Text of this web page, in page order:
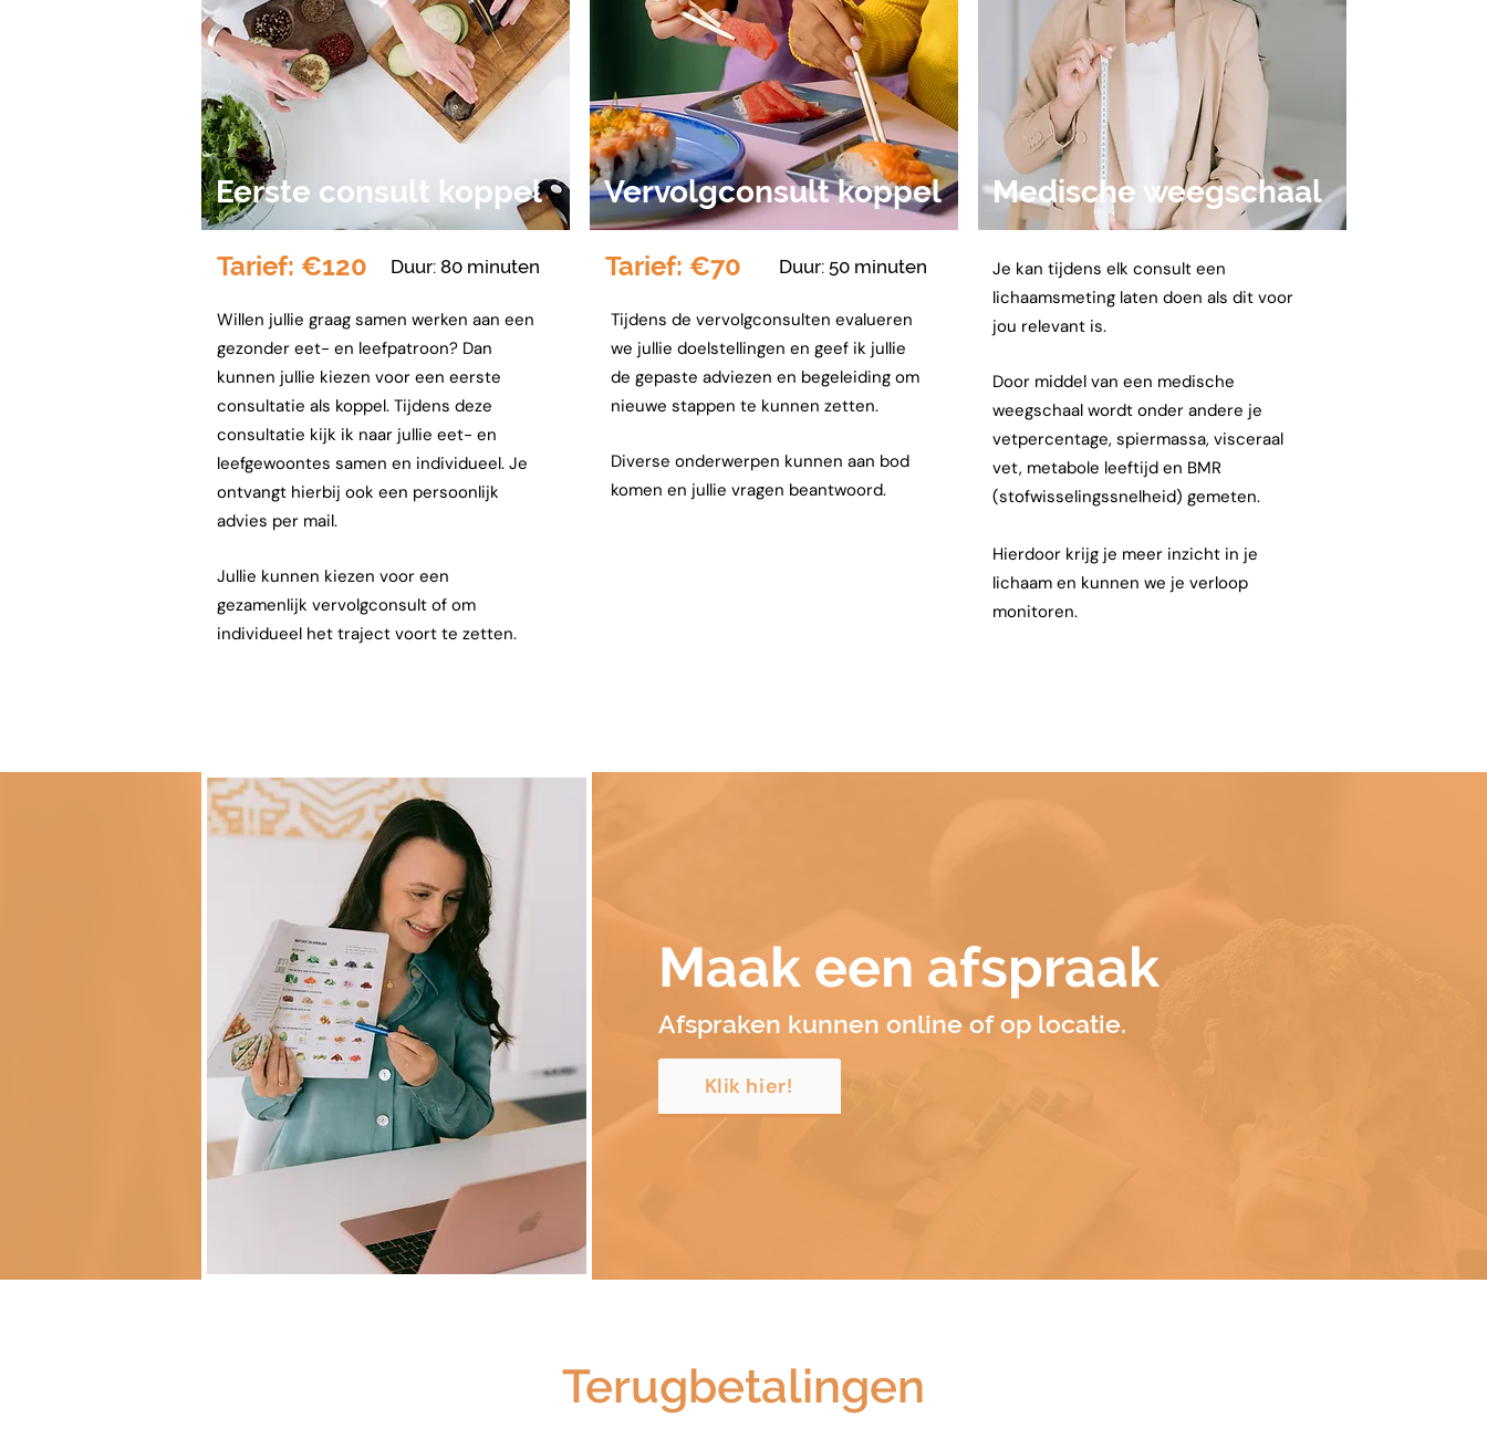
Eerste consult koppel
Tarief: €120 Duur: 80 minuten
Willen jullie graag samen werken aan een
gezonder eet- en leefpatroon? Dan
kunnen jullie kiezen voor een eerste
consultatie als koppel. Tijdens deze
consultatie kijk ik naar jullie eet- en
leefgewoontes samen en individueel. Je
ontvangt hierbij ook een persoonlijk
advies per mail.
Jullie kunnen kiezen voor een
gezamenlijk vervolgconsult of om
individueel het traject voort te zetten.
Vervolgconsult koppel
Tarief: €70 Duur: 50 minuten
Tijdens de vervolgconsulten evalueren
we jullie doelstellingen en geef ik jullie
de gepaste adviezen en begeleiding om
nieuwe stappen te kunnen zetten.
Diverse onderwerpen kunnen aan bod
komen en jullie vragen beantwoord.
Medische weegschaal
Je kan tijdens elk consult een
lichaamsmeting laten doen als dit voor
jou relevant is.
Door middel van een medische
weegschaal wordt onder andere je
vetpercentage, spiermassa, visceraal
vet, metabole leeftijd en BMR
(stofwisselingssnelheid) gemeten.
Hierdoor krijg je meer inzicht in je
lichaam en kunnen we je verloop
monitoren.
Afspraken kunnen online of op locatie.
Maak een afspraak
Klik hier!
Terugbetalingen